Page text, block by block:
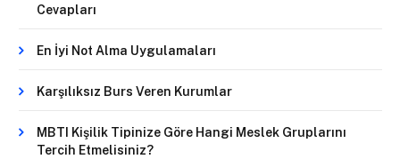
Cevapları
En İyi Not Alma Uygulamaları
Karşılıksız Burs Veren Kurumlar
MBTI Kişilik Tipinize Göre Hangi Meslek Gruplarını
Tercih Etmelisiniz?